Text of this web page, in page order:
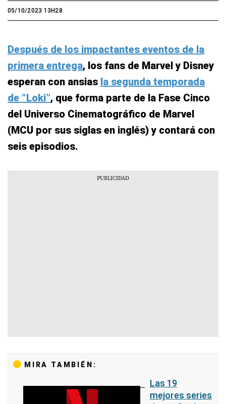
05/10/2023 13H28
Después de los impactantes eventos de la
primera entrega, los fans de Marvel y Disney
esperan con ansias la segunda temporada
de “Loki”, que forma parte de la Fase Cinco
del Universo Cinematográfico de Marvel
(MCU por sus siglas en inglés) y contará con
seis episodios.
MIRA TAMBIÉN:
Las 19
mejores series